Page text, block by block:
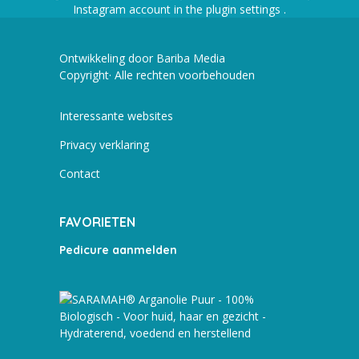
Instagram account in the plugin settings .
Ontwikkeling door Bariba Media
Copyright· Alle rechten voorbehouden
Interessante websites
Privacy verklaring
Contact
FAVORIETEN
Pedicure aanmelden